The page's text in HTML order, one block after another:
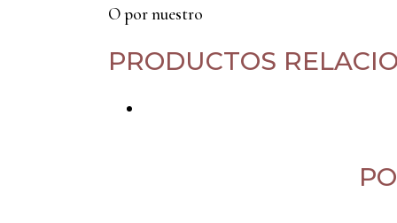
O por nuestro
PRODUCTOS